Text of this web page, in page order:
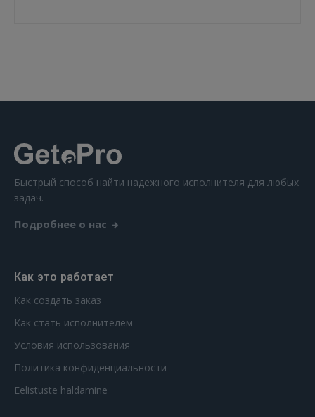
Ещё не зарегистрированы?
Быстрый способ найти надежного исполнителя для любых
задач.
Подробнее о нас
Как это работает
Как создать заказ
Как стать исполнителем
Условия использования
Политика конфиденциальности
Eelistuste haldamine